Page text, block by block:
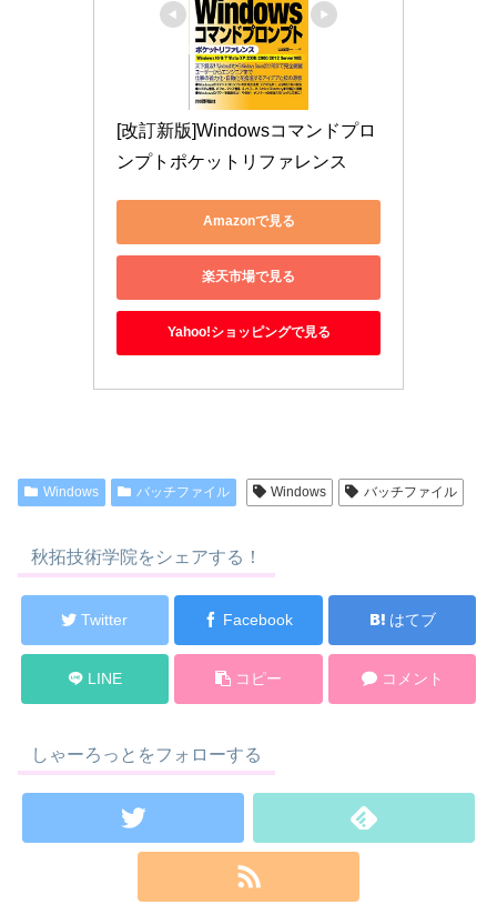
[改訂新版]Windowsコマンドプロ
ンプトポケットリファレンス
Amazonで見る
楽天市場で見る
Yahoo!ショッピングで見る
Windows バッチファイル Windows バッチファイル
秋拓技術学院をシェアする！
Twitter Facebook はてブ
LINE コピー コメント
しゃーろっとをフォローする